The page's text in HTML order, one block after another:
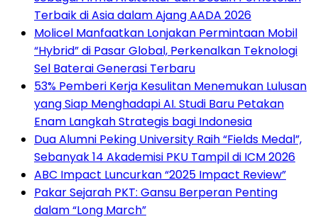
Terbaik di Asia dalam Ajang AADA 2026
Molicel Manfaatkan Lonjakan Permintaan Mobil
“Hybrid” di Pasar Global, Perkenalkan Teknologi
Sel Baterai Generasi Terbaru
53% Pemberi Kerja Kesulitan Menemukan Lulusan
yang Siap Menghadapi AI. Studi Baru Petakan
Enam Langkah Strategis bagi Indonesia
Dua Alumni Peking University Raih “Fields Medal”,
Sebanyak 14 Akademisi PKU Tampil di ICM 2026
ABC Impact Luncurkan “2025 Impact Review”
Pakar Sejarah PKT: Gansu Berperan Penting
dalam “Long March”